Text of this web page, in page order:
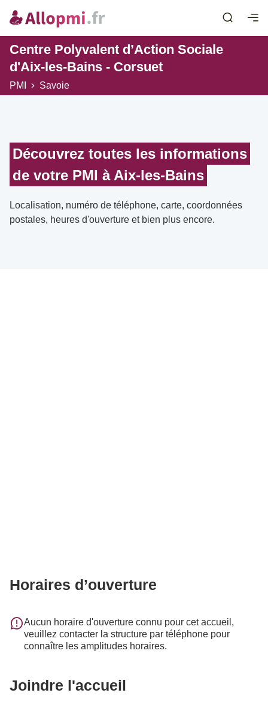
Centre Polyvalent d’Action Sociale
d'Aix-les-Bains - Corsuet
PMI Savoie
Découvrez toutes les informations
de votre PMI à Aix-les-Bains
Localisation, numéro de téléphone, carte, coordonnées
postales, heures d'ouverture et bien plus encore.
Horaires d’ouverture
Aucun horaire d'ouverture connu pour cet accueil,
veuillez contacter la structure par téléphone pour
connaître les amplitudes horaires.
Joindre l'accueil